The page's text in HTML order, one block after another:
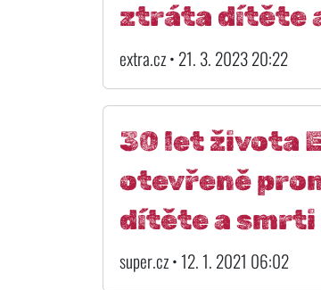
ztráta dítěte
extra.cz • 21. 3. 2023 20:22
30 let života
otevřeně
dítěte a smrti
super.cz • 12. 1. 2021 06:02